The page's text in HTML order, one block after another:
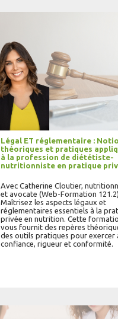
AJOUTER AU PANIER
Légal ET réglementaire :
théoriques et pratiques
à la profession de diététiste-
nutritionniste en pratique
Avec Catherine Cloutier,
et avocate (Web-Formation 121.2)
Maîtrisez les aspects légaux et
réglementaires essentiels à la
privée en nutrition. Cette
vous fournit des repères
des outils pratiques pour exercer
confiance, rigueur et conformité.
AJOUTER AU PANIER LIRE